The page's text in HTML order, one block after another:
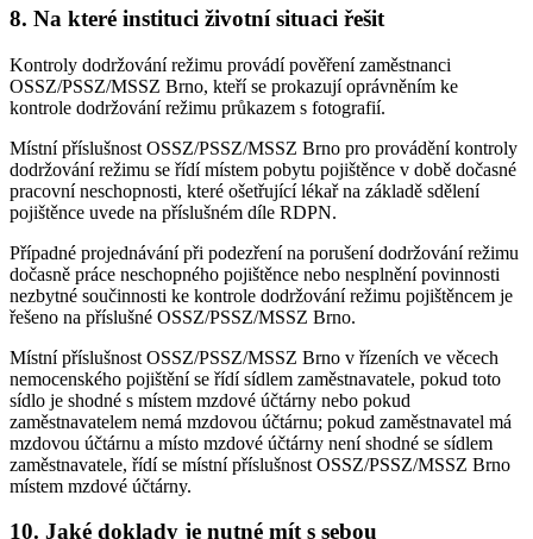
8. Na které instituci životní situaci řešit
Kontroly dodržování režimu provádí pověření zaměstnanci
OSSZ/PSSZ/MSSZ Brno, kteří se prokazují oprávněním ke
kontrole dodržování režimu průkazem s fotografií.
Místní příslušnost OSSZ/PSSZ/MSSZ Brno pro provádění kontroly
dodržování režimu se řídí místem pobytu pojištěnce v době dočasné
pracovní neschopnosti, které ošetřující lékař na základě sdělení
pojištěnce uvede na příslušném díle RDPN.
Případné projednávání při podezření na porušení dodržování režimu
dočasně práce neschopného pojištěnce nebo nesplnění povinnosti
nezbytné součinnosti ke kontrole dodržování režimu pojištěncem je
řešeno na příslušné OSSZ/PSSZ/MSSZ Brno.
Místní příslušnost OSSZ/PSSZ/MSSZ Brno v řízeních ve věcech
nemocenského pojištění se řídí sídlem zaměstnavatele, pokud toto
sídlo je shodné s místem mzdové účtárny nebo pokud
zaměstnavatelem nemá mzdovou účtárnu; pokud zaměstnavatel má
mzdovou účtárnu a místo mzdové účtárny není shodné se sídlem
zaměstnavatele, řídí se místní příslušnost OSSZ/PSSZ/MSSZ Brno
místem mzdové účtárny.
10. Jaké doklady je nutné mít s sebou